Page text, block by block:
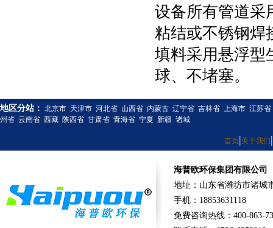
设备所有管道采
粘结或不锈钢焊
填料采用悬浮型
球、不堵塞。
地区分站： 北京市 天津市 河北省 山西省 内蒙古 辽宁省 吉林省 上海市 江苏省
州省 云南省 西藏 陕西省 甘肃省 青海省 宁夏 新疆 诸城
首页|关于我们|
海普欧环保集团有限公司
地址：山东省潍坊市诸城
手机：18853631118
免费咨询热线：400-863-